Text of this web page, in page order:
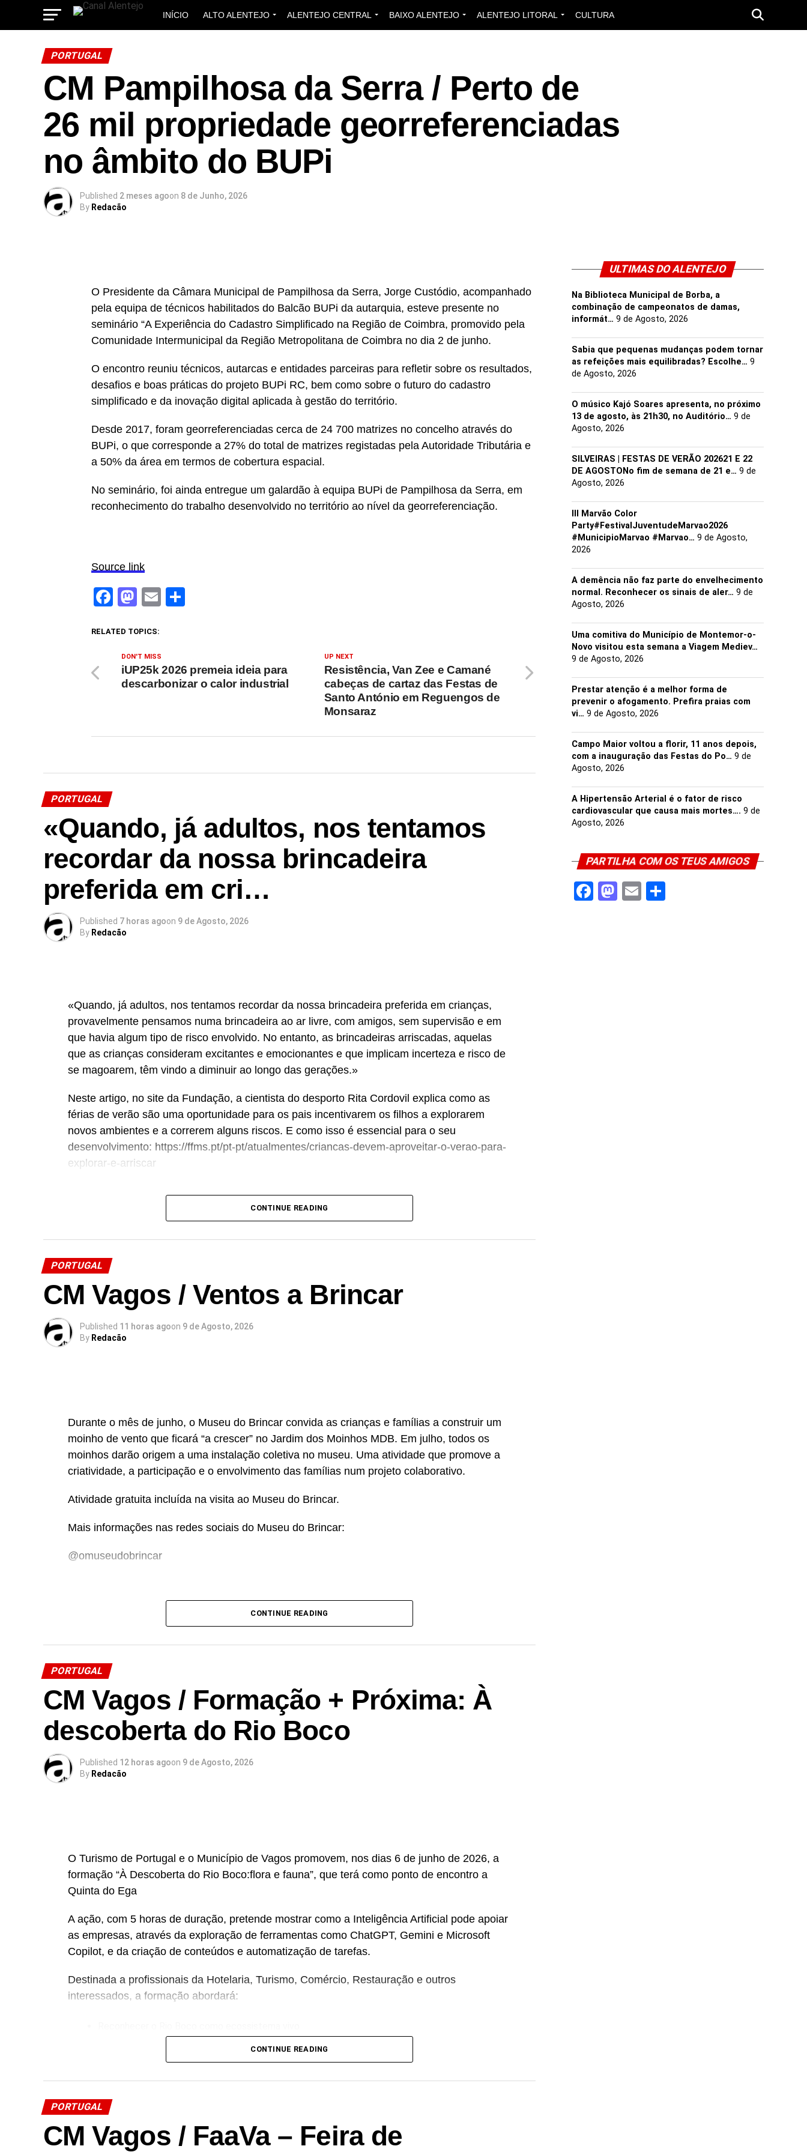
INÍCIO ALTO ALENTEJO ALENTEJO CENTRAL BAIXO ALENTEJO ALENTEJO LITORAL CULTURA
PORTUGAL
CM Pampilhosa da Serra / Perto de
26 mil propriedade georreferenciadas
no âmbito do BUPi
Published 2 meses agoon 8 de Junho, 2026
By Redacão
O Presidente da Câmara Municipal de Pampilhosa da Serra, Jorge Custódio, acompanhado
pela equipa de técnicos habilitados do Balcão BUPi da autarquia, esteve presente no
seminário “A Experiência do Cadastro Simplificado na Região de Coimbra, promovido pela
Comunidade Intermunicipal da Região Metropolitana de Coimbra no dia 2 de junho.
O encontro reuniu técnicos, autarcas e entidades parceiras para refletir sobre os resultados,
desafios e boas práticas do projeto BUPi RC, bem como sobre o futuro do cadastro
simplificado e da inovação digital aplicada à gestão do território.
Desde 2017, foram georreferenciadas cerca de 24 700 matrizes no concelho através do
BUPi, o que corresponde a 27% do total de matrizes registadas pela Autoridade Tributária e
a 50% da área em termos de cobertura espacial.
No seminário, foi ainda entregue um galardão à equipa BUPi de Pampilhosa da Serra, em
reconhecimento do trabalho desenvolvido no território ao nível da georreferenciação.
Source link
Facebook
Mastodon
Email
RELATED TOPICS:
UP NEXT
Resistência, Van Zee e Camané
cabeças de cartaz das Festas de
Santo António em Reguengos de
Monsaraz
DON'T MISS
iUP25k 2026 premeia ideia para
descarbonizar o calor industrial
PORTUGAL
«Quando, já adultos, nos tentamos
recordar da nossa brincadeira
preferida em cri…
Published 7 horas agoon 9 de Agosto, 2026
By Redacão
«Quando, já adultos, nos tentamos recordar da nossa brincadeira preferida em crianças,
provavelmente pensamos numa brincadeira ao ar livre, com amigos, sem supervisão e em
que havia algum tipo de risco envolvido. No entanto, as brincadeiras arriscadas, aquelas
que as crianças consideram excitantes e emocionantes e que implicam incerteza e risco de
se magoarem, têm vindo a diminuir ao longo das gerações.»
Neste artigo, no site da Fundação, a cientista do desporto Rita Cordovil explica como as
férias de verão são uma oportunidade para os pais incentivarem os filhos a explorarem
novos ambientes e a correrem alguns riscos. E como isso é essencial para o seu
desenvolvimento: https://ffms.pt/pt-pt/atualmentes/criancas-devem-aproveitar-o-verao-para-
explorar-e-arriscar
Facebook
CONTINUE READING
PORTUGAL
CM Vagos / Ventos a Brincar
Published 11 horas agoon 9 de Agosto, 2026
By Redacão
Durante o mês de junho, o Museu do Brincar convida as crianças e famílias a construir um
moinho de vento que ficará “a crescer” no Jardim dos Moinhos MDB. Em julho, todos os
moinhos darão origem a uma instalação coletiva no museu. Uma atividade que promove a
criatividade, a participação e o envolvimento das famílias num projeto colaborativo.
Atividade gratuita incluída na visita ao Museu do Brincar.
Mais informações nas redes sociais do Museu do Brincar:
@omuseudobrincar
Facebook
Mastodon
EmailShare
CONTINUE READING
PORTUGAL
CM Vagos / Formação + Próxima: À
descoberta do Rio Boco
Published 12 horas agoon 9 de Agosto, 2026
By Redacão
O Turismo de Portugal e o Município de Vagos promovem, nos dias 6 de junho de 2026, a
formação “À Descoberta do Rio Boco:flora e fauna”, que terá como ponto de encontro a
Quinta do Ega
A ação, com 5 horas de duração, pretende mostrar como a Inteligência Artificial pode apoiar
as empresas, através da exploração de ferramentas como ChatGPT, Gemini e Microsoft
Copilot, e da criação de conteúdos e automatização de tarefas.
Destinada a profissionais da Hotelaria, Turismo, Comércio, Restauração e outros
interessados, a formação abordará:
Identificar espécies-chave de fauna e flora do Rio Boco
Compreender as relações ecológicas entre água, solo, plantas e animais no ecossistema ribeirinho
CONTINUE READING
PORTUGAL
CM Vagos / FaaVa – Feira de
ULTIMAS DO ALENTEJO
Na Biblioteca Municipal de Borba, a
combinação de campeonatos de damas,
informát… 9 de Agosto, 2026
Sabia que pequenas mudanças podem tornar
as refeições mais equilibradas? Escolhe… 9
de Agosto, 2026
O músico Kajó Soares apresenta, no próximo
13 de agosto, às 21h30, no Auditório… 9 de
Agosto, 2026
SILVEIRAS | FESTAS DE VERÃO 202621 E 22
DE AGOSTONo fim de semana de 21 e… 9 de
Agosto, 2026
III Marvão Color
Party#FestivalJuventudeMarvao2026
#MunicipioMarvao #Marvao… 9 de Agosto,
2026
A demência não faz parte do envelhecimento
normal. Reconhecer os sinais de aler… 9 de
Agosto, 2026
Uma comitiva do Município de Montemor-o-
Novo visitou esta semana a Viagem Mediev…
9 de Agosto, 2026
Prestar atenção é a melhor forma de
prevenir o afogamento. Prefira praias com
vi… 9 de Agosto, 2026
Campo Maior voltou a florir, 11 anos depois,
com a inauguração das Festas do Po… 9 de
Agosto, 2026
A Hipertensão Arterial é o fator de risco
cardiovascular que causa mais mortes…. 9 de
Agosto, 2026
PARTILHA COM OS TEUS AMIGOS
Facebook
Mastodon
Email